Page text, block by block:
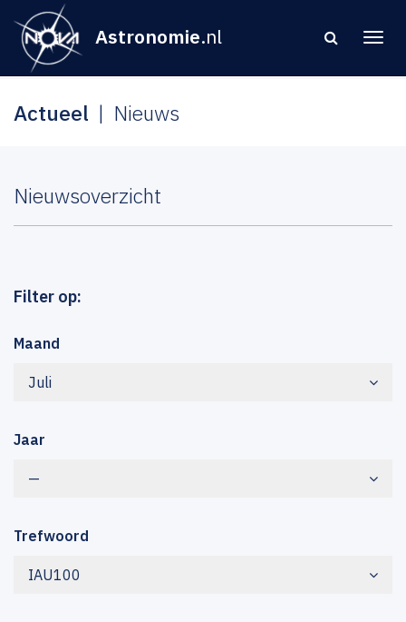
Astronomie.nl
Actueel Nieuws
Nieuwsoverzicht
Filter op:
Maand
Juli
Jaar
—
Trefwoord
IAU100